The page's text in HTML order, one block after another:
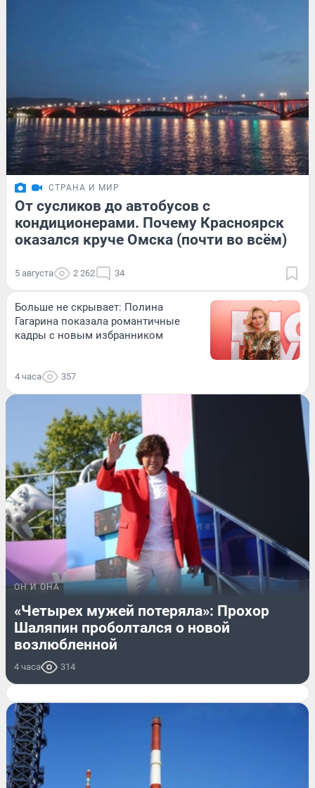
СТРАНА И МИР
От сусликов до автобусов с
кондиционерами. Почему Красноярск
оказался круче Омска (почти во всём)
5 августа 2 262 34
Больше не скрывает: Полина
Гагарина показала романтичные
кадры с новым избранником
4 часа 357
ОН И ОНА
«Четырех мужей потеряла»: Прохор
Шаляпин проболтался о новой
возлюбленной
4 часа 314